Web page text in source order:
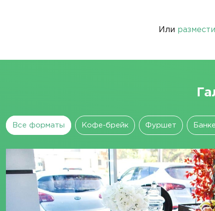
Или
Все форматы Кофе-брейк Фуршет